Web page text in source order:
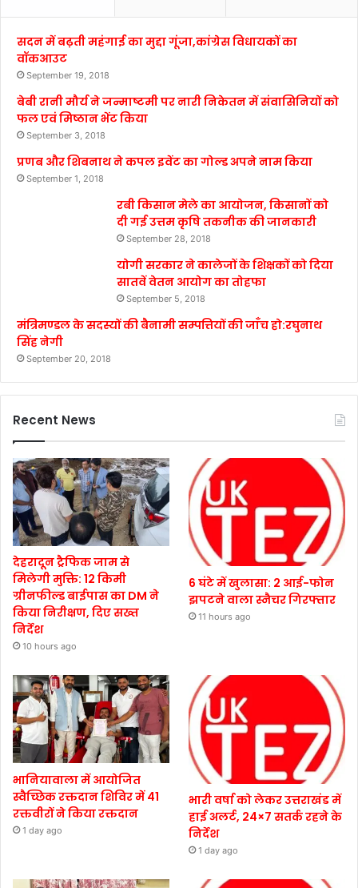
सदन में बढ़ती महंगाई का मुद्दा गूंजा,कांग्रेस विधायकों का
वॉकआउट
September 19, 2018
बेबी रानी मौर्य ने जन्माष्टमी पर नारी निकेतन में संवासिनियों को
फल एवं मिष्ठान भेंट किया
September 3, 2018
प्रणब और शिबनाथ ने कपल इवेंट का गोल्ड अपने नाम किया
September 1, 2018
रबी किसान मेले का आयोजन, किसानों को
दी गई उत्तम कृषि तकनीक की जानकारी
September 28, 2018
योगी सरकार ने कालेजों के शिक्षकों को दिया
सातवें वेतन आयोग का तोहफा
September 5, 2018
मंत्रिमण्डल के सदस्यों की बैनामी सम्पत्तियों की जाँच हो:रघुनाथ
सिंह नेगी
September 20, 2018
Recent News
देहरादून ट्रैफिक जाम से
मिलेगी मुक्ति: 12 किमी
ग्रीनफील्ड बाईपास का DM ने
किया निरीक्षण, दिए सख्त
निर्देश
10 hours ago
6 घंटे में खुलासा: 2 आई-फोन
झपटने वाला स्नैचर गिरफ्तार
11 hours ago
भानियावाला में आयोजित
स्वैच्छिक रक्तदान शिविर में 41
रक्तवीरों ने किया रक्तदान
1 day ago
भारी वर्षा को लेकर उत्तराखंड में
हाई अलर्ट, 24×7 सतर्क रहने के
निर्देश
1 day ago